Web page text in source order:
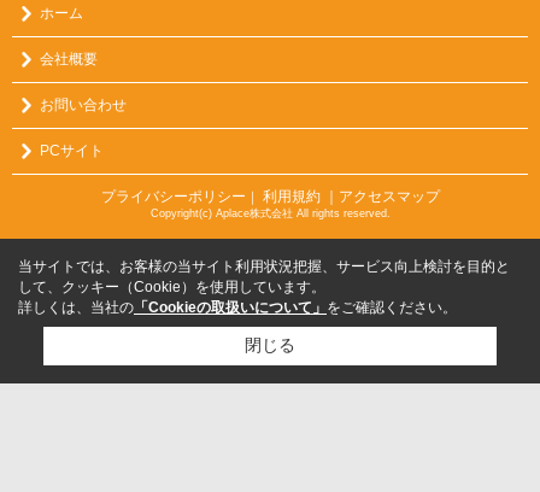
ホーム
会社概要
お問い合わせ
PCサイト
プライバシーポリシー ｜ 利用規約 ｜アクセスマップ
Copyright(c) Aplace株式会社 All rights reserved.
当サイトでは、お客様の当サイト利用状況把握、サービス向上検討を目的と
して、クッキー（Cookie）を使用しています。
詳しくは、当社の 「Cookieの取扱いについて」 をご確認ください。
閉じる